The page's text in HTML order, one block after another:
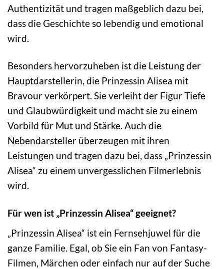
Authentizität und tragen maßgeblich dazu bei,
dass die Geschichte so lebendig und emotional
wird.
Besonders hervorzuheben ist die Leistung der
Hauptdarstellerin, die Prinzessin Alisea mit
Bravour verkörpert. Sie verleiht der Figur Tiefe
und Glaubwürdigkeit und macht sie zu einem
Vorbild für Mut und Stärke. Auch die
Nebendarsteller überzeugen mit ihren
Leistungen und tragen dazu bei, dass „Prinzessin
Alisea“ zu einem unvergesslichen Filmerlebnis
wird.
Für wen ist „Prinzessin Alisea“ geeignet?
„Prinzessin Alisea“ ist ein Fernsehjuwel für die
ganze Familie. Egal, ob Sie ein Fan von Fantasy-
Filmen, Märchen oder einfach nur auf der Suche